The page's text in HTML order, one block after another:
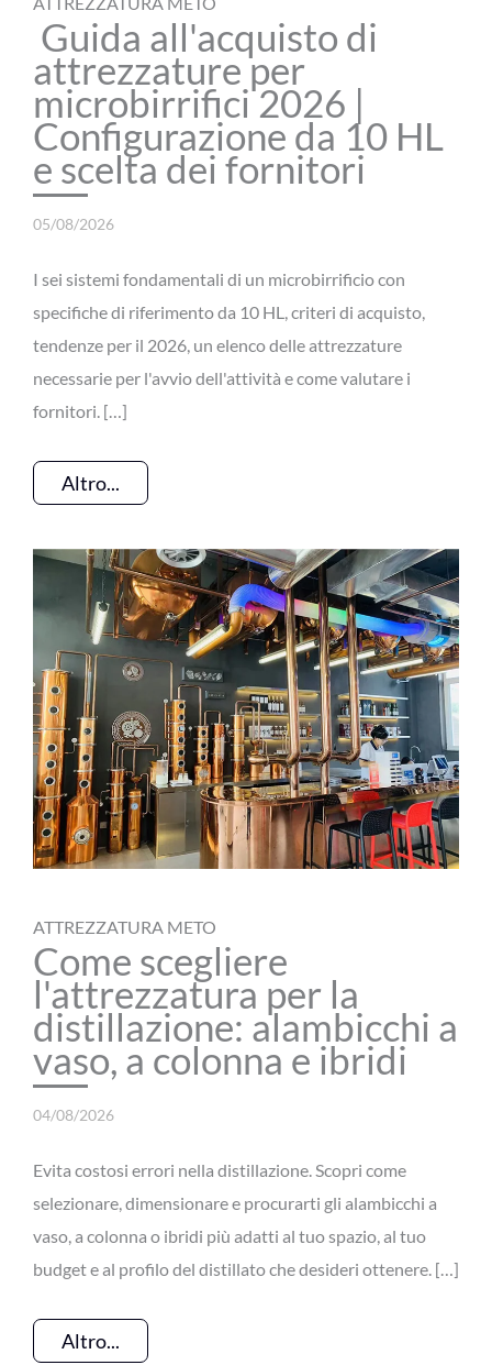
Guida all'acquisto di
attrezzature per
microbirrifici 2026 |
Configurazione da 10 HL
e scelta dei fornitori
05/08/2026
I sei sistemi fondamentali di un microbirrificio con
specifiche di riferimento da 10 HL, criteri di acquisto,
tendenze per il 2026, un elenco delle attrezzature
necessarie per l'avvio dell'attività e come valutare i
fornitori. […]
Altro...
ATTREZZATURA METO
Come scegliere
l'attrezzatura per la
distillazione: alambicchi a
vaso, a colonna e ibridi
04/08/2026
Evita costosi errori nella distillazione. Scopri come
selezionare, dimensionare e procurarti gli alambicchi a
vaso, a colonna o ibridi più adatti al tuo spazio, al tuo
budget e al profilo del distillato che desideri ottenere. […]
Altro...